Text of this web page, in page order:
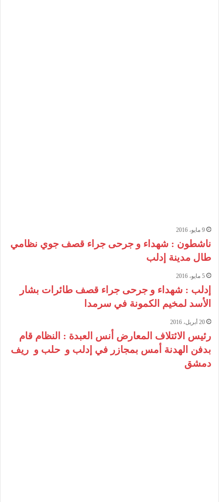
9 مايو، 2016
ناشطون : شهداء و جرحى جراء قصف جوي نظامي
طال مدينة إدلب
5 مايو، 2016
إدلب : شهداء و جرحى جراء قصف طائرات بشار
الأسد لمخيم الكمونة في سرمدا
20 أبريل، 2016
رئيس الائتلاف المعارض أنس العبدة : النظام قام
بدفن الهدنة أمس بمجازر في ‫إدلب‬ و ‫ ‏حلب‬ و ‫ ‏ريف
دمشق‬